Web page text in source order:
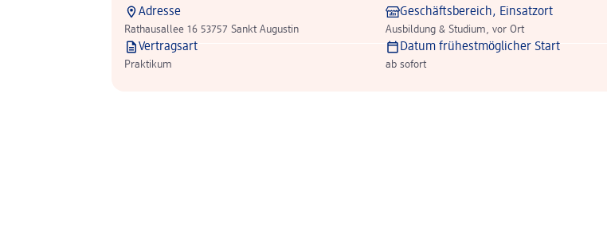
Adresse
Rathausallee 16 53757 Sankt Augustin
Geschäftsbereich, Einsatzort
Ausbildung & Studium, vor Ort
Vertragsart
Praktikum
Datum frühestmöglicher Start
ab sofort